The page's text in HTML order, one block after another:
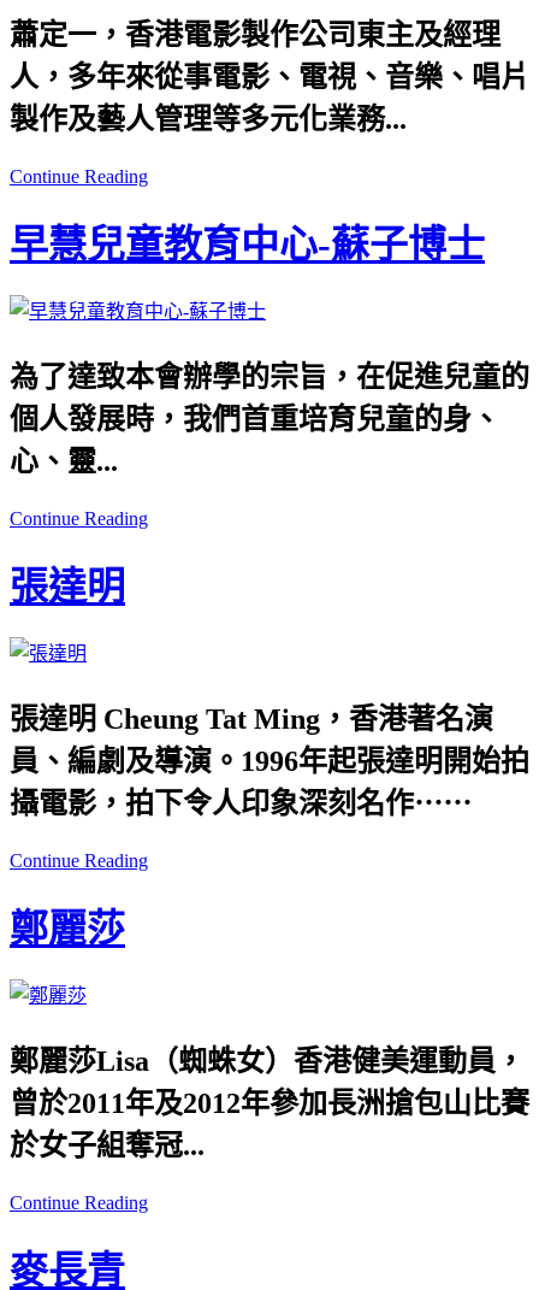
蕭定一，香港電影製作公司東主及經理
人，多年來從事電影、電視、音樂、唱片
製作及藝人管理等多元化業務...
Continue Reading
早慧兒童教育中心-蘇子博士
為了達致本會辦學的宗旨，在促進兒童的
個人發展時，我們首重培育兒童的身、
心、靈...
Continue Reading
張達明
張達明 Cheung Tat Ming，香港著名演
員、編劇及導演。1996年起張達明開始拍
攝電影，拍下令人印象深刻名作⋯⋯
Continue Reading
鄭麗莎
鄭麗莎Lisa（蜘蛛女）香港健美運動員，
曾於2011年及2012年參加長洲搶包山比賽
於女子組奪冠...
Continue Reading
麥長青